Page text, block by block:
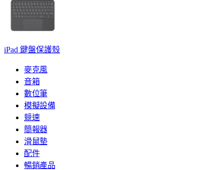
iPad 鍵盤保護殼
麥克風
音箱
數位筆
模擬設備
競速
簡報器
滑鼠墊
配件
暢銷產品